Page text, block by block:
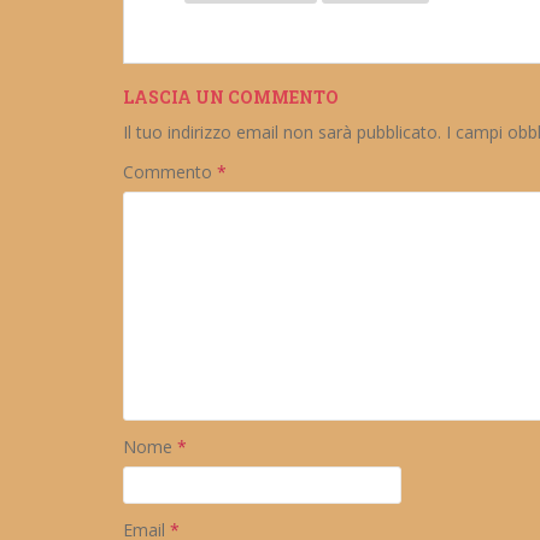
LASCIA UN COMMENTO
Il tuo indirizzo email non sarà pubblicato. I campi
Commento *
Nome *
Email *